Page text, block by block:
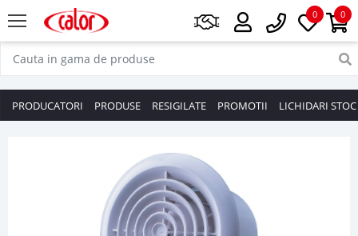
0
0
PRODUCATORI PRODUSE RESIGILATE PROMOTII LICHIDARI STOC